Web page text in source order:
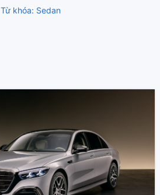
Từ khóa: Sedan